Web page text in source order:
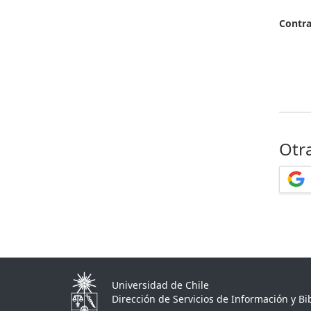
Universidad de Chile
Dirección de Servicios de Información y